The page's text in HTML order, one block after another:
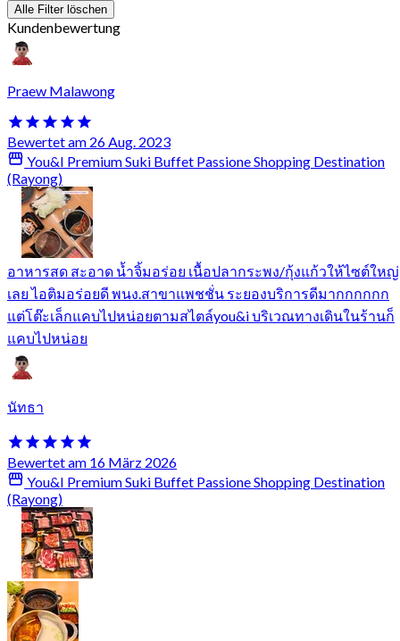
Alle Filter löschen
Kundenbewertung
Praew Malawong
Bewertet am 26 Aug. 2023
You&I Premium Suki Buffet Passione Shopping Destination
(Rayong)
อาหารสด สะอาด น้ำจิ้มอร่อย เนื้อปลากระพง/กุ้งแก้วให้ไซต์ใหญ่
เลย ไอติมอร่อยดี พนง.สาขาแพชชั่น ระยองบริการดีมากกกกกก
แต่โต๊ะเล็กแคบไปหน่อยตามสไตล์you&i บริเวณทางเดินในร้านก็
แคบไปหน่อย
นัทธา
Bewertet am 16 März 2026
You&I Premium Suki Buffet Passione Shopping Destination
(Rayong)